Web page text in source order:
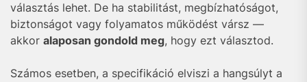
választás lehet. De ha stabilitást, megbízhatóságot,
biztonságot vagy folyamatos működést vársz —
akkor alaposan gondold meg, hogy ezt választod.
Számos esetben, a specifikáció elviszi a hangsúlyt a